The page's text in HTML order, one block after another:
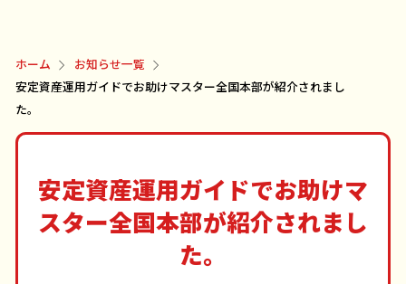
ホーム
お知らせ一覧
安定資産運用ガイドでお助けマスター全国本部が紹介されまし
た。
安定資産運用ガイドでお助けマ
スター全国本部が紹介されまし
た。